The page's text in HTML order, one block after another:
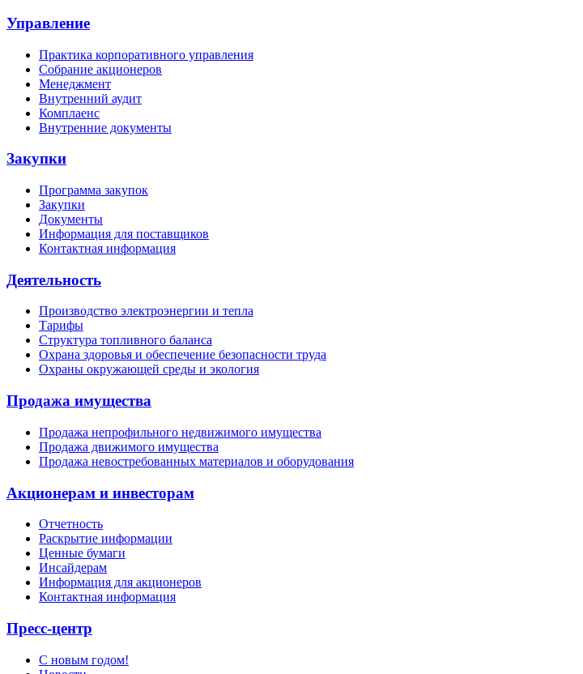
Управление
Практика корпоративного управления
Собрание акционеров
Менеджмент
Внутренний аудит
Комплаенс
Внутренние документы
Закупки
Программа закупок
Закупки
Документы
Информация для поставщиков
Контактная информация
Деятельность
Производство электроэнергии и тепла
Тарифы
Структура топливного баланса
Охрана здоровья и обеспечение безопасности труда
Охраны окружающей среды и экология
Продажа имущества
Продажа непрофильного недвижимого имущества
Продажа движимого имущества
Продажа невостребованных материалов и оборудования
Акционерам и инвесторам
Отчетность
Раскрытие информации
Ценные бумаги
Инсайдерам
Информация для акционеров
Контактная информация
Пресс-центр
С новым годом!